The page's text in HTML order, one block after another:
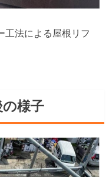
工法による屋根リフ
様子